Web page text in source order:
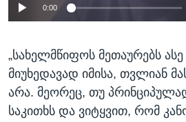
0:00
„სახელმწიფოს მეთაურებს ასე
მიუხედავად იმისა, თვლიან
არა. მეორეც, თუ
საკითხს და ვიტყვით, რომ